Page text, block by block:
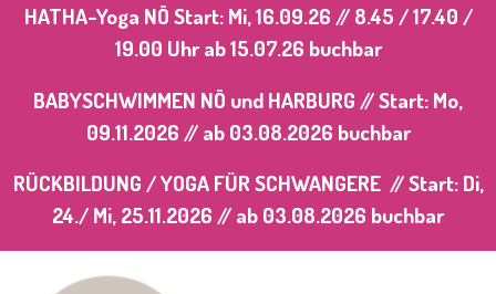
HATHA-Yoga NÖ Start: Mi, 16.09.26 // 8.45 / 17.40 /
19.00 Uhr ab 15.07.26 buchbar
BABYSCHWIMMEN NÖ und HARBURG // Start: Mo,
09.11.2026 // ab 03.08.2026 buchbar
RÜCKBILDUNG / YOGA FÜR SCHWANGERE // Start: Di,
24./ Mi, 25.11.2026 // ab 03.08.2026 buchbar